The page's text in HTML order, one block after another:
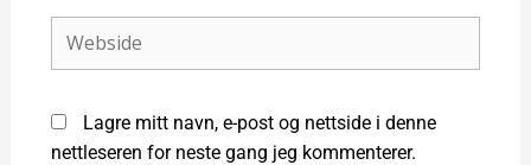
Lagre mitt navn, e-post og nettside i denne
nettleseren for neste gang jeg kommenterer.